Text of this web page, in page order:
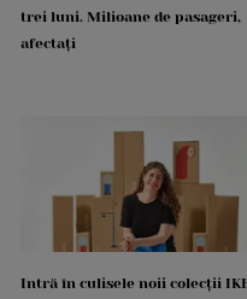
trei luni. Milioane de pasageri,
afectați
Intră în culisele noii colecții